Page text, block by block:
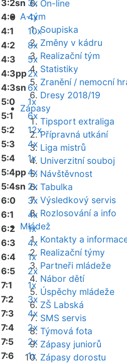
On-line
A-tým
Soupiska
Změny v kádru
Realizační tým
Statistiky
Zranění / nemocní
Dresy 2018/19
Zápasy
Tipsport extraliga
Přípravná utkání
Liga mistrů
Univerzitní souboj
Návštěvnost
Tabulka
Výsledkový servis
Rozlosování a info
Mládež
Kontakty a
Realizační týmy
Partneři mládeže
Nábor dětí
Úspěchy mládeže
ZŠ Labská
SMS servis
Týmová fota
Zápasy juniorů
Zápasy dorostu
3:2sn 3x
4:0
4x
4:1
10x
4:2
8x
4:3
5x
4:3pp2x
4:3sn 6x
5:0
1x
5:1
6x
5:2
12x
5:3
4x
5:4
1x
5:4pp4x
5:4sn 2x
6:0
3x
6:1
4x
6:2
1x
6:3
4x
6:4
1x
6:5
2x
7:1
1x
7:2
3x
7:3
4x
7:4
2x
7:5
2x
7:6
1x